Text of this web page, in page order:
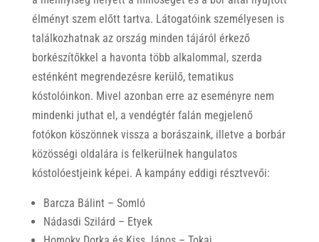
élményt szem előtt tartva. Látogatóink személyesen is
találkozhatnak az ország minden tájáról érkező
borkészítőkkel a havonta több alkalommal, szerda
esténként megrendezésre kerülő, tematikus
kóstolóinkon. Mivel azonban erre az eseményre nem
mindenki juthat el, a vendégtér falán megjelenő
fotókon köszönnek vissza a borászaink, illetve a borbár
közösségi oldalára is felkerülnek hangulatos
kóstolóestjeink képei. A kampány eddigi résztvevői:
Barcza Bálint – Somló
Nádasdi Szilárd – Etyek